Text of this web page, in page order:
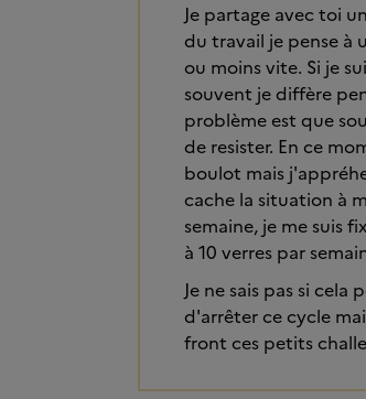
Je partage avec toi
du travail je pense à
ou moins vite. Si je
souvent je diffère
problème est que
de resister. En ce
boulot mais
cache la situation à
semaine, je me suis
à 10 verres par
Je ne sais pas si
d'arrêter ce cycle
front ces petits